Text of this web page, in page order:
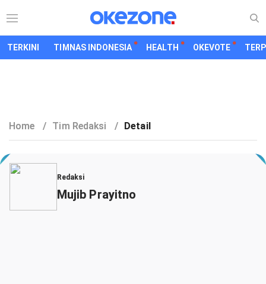
TERKINI TIMNAS INDONESIA HEALTH OKEVOTE
Home / Tim Redaksi / Detail
Redaksi
Mujib Prayitno